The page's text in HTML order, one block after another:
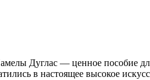
Дуглас — ценное пособие
в настоящее высокое